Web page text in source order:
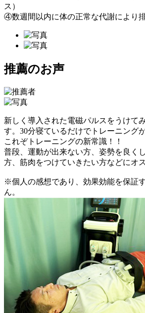
ス）
④数週間以内に体の正常な代謝により
推薦のお声
新しく導入された電磁パルスをうけて
す。30分寝ているだけでトレーニング
これぞトレーニングの新常識！！
普段、運動が出来ない方、姿勢を良く
方、筋肉をつけていきたい方などにオ
※個人の感想であり、効果効能を保証
ん。